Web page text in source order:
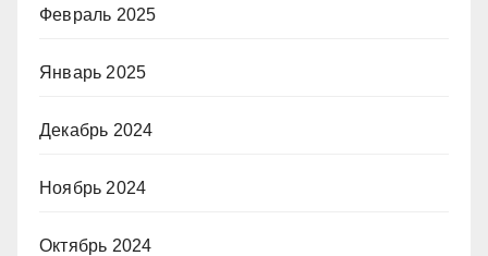
Февраль 2025
Январь 2025
Декабрь 2024
Ноябрь 2024
Октябрь 2024